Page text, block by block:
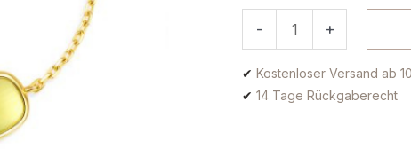
- +
✔Kostenloser Versand ab
✔14 Tage Rückgaberecht